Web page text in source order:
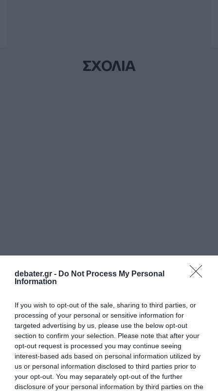
debater.gr - Do Not Process My Personal
Information
If you wish to opt-out of the sale, sharing to third parties, or
processing of your personal or sensitive information for
targeted advertising by us, please use the below opt-out
section to confirm your selection. Please note that after your
opt-out request is processed you may continue seeing
interest-based ads based on personal information utilized by
us or personal information disclosed to third parties prior to
your opt-out. You may separately opt-out of the further
disclosure of your personal information by third parties on the
ΣΧΟΛΙΑ
ΕΛΛΑΔΑ